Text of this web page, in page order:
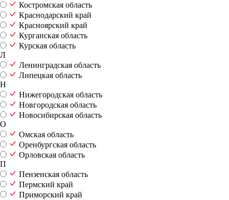
Костромская область
Краснодарский край
Красноярский край
Курганская область
Курская область
Л
Ленинградская область
Липецкая область
Н
Нижегородская область
Новгородская область
Новосибирская область
О
Омская область
Оренбургская область
Орловская область
П
Пензенская область
Пермский край
Приморский край